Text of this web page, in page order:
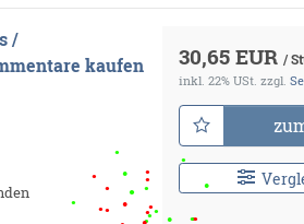
/
kaufen
30,65 EUR /
inkl. 22% USt. zzgl.